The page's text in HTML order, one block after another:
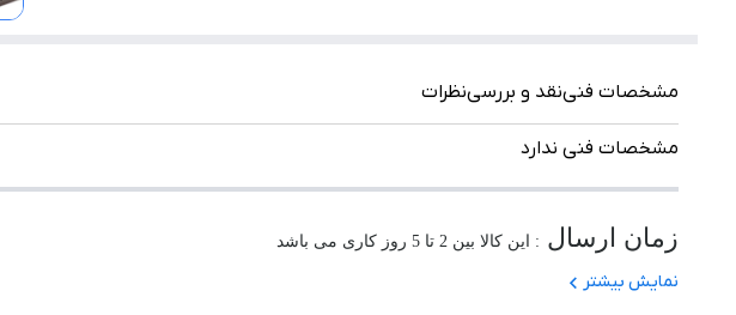
مشخصات فنینقد و بررسینظرات
مشخصات فنی ندارد
زمان ارسال : این کالا بین 2 تا 5 روز کاری می باشد
نمایش بیشتر